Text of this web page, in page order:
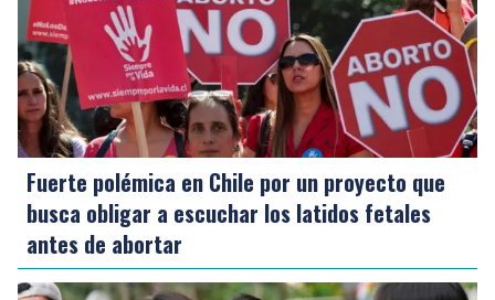
Fuerte polémica en Chile por un proyecto que
busca obligar a escuchar los latidos fetales
antes de abortar